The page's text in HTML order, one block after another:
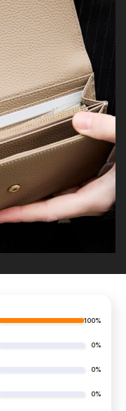
100%
0%
0%
0%